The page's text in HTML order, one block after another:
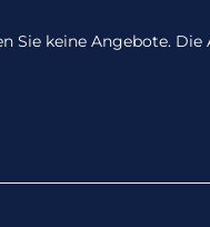
Sie keine Angebote. Die